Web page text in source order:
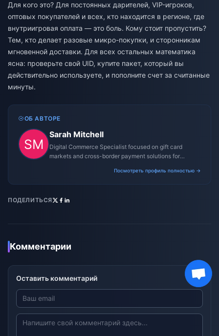
Для кого это? Для постоянных дарителей, VIP-игроков,
оптовых покупателей и всех, кто находится в регионе, где
внутриигровая оплата — это боль. Кому стоит пропустить?
Тем, кто делает разовые микро-покупки, и сторонникам
мгновенной доставки. Для всех остальных математика
ясна: проверьте свой UID, купите пакет, который вы
действительно используете, и пополните счет за считанные
минуты.
ОБ АВТОРЕ
Sarah Mitchell
Digital Commerce Specialist focused on gift card
markets and cross-border payment solutions for
Посмотреть профиль полностью →
ПОДЕЛИТЬСЯ
Комментарии
Оставить комментарий